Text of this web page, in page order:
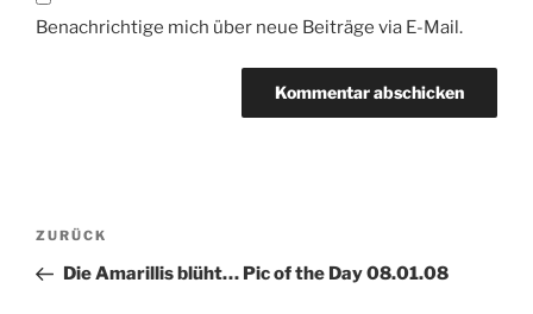
Benachrichtige mich über neue Beiträge via E-Mail.
Beitragsnavigation
Vorheriger
Beitrag
ZURÜCK
Die Amarillis blüht… Pic of the Day 08.01.08